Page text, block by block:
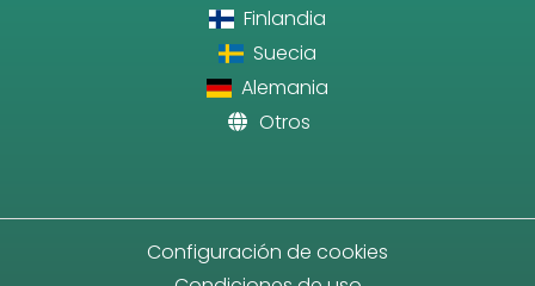
Finlandia
Suecia
Alemania
Otros
Configuración de cookies